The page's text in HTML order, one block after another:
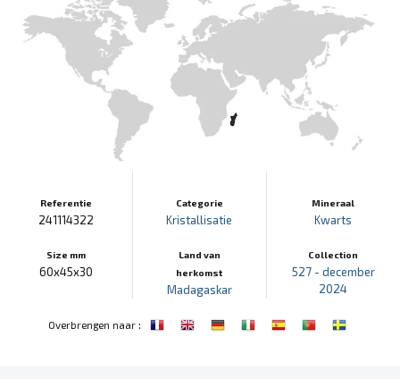
Referentie
241114322
Size mm
60x45x30
Categorie
Kristallisatie
Land van
herkomst
Madagaskar
Mineraal
Kwarts
Collection
527 - december
2024
Overbrengen naar: